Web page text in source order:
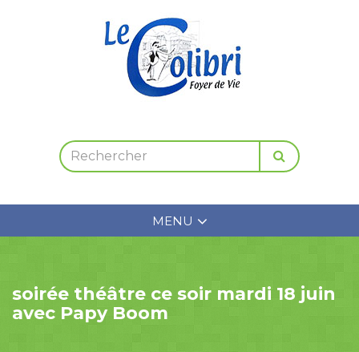
MENU
soirée théâtre ce soir mardi 18 juin
avec Papy Boom